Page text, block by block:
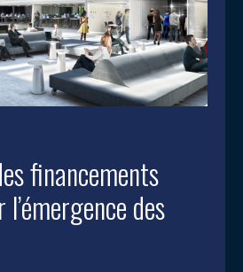
financements
des